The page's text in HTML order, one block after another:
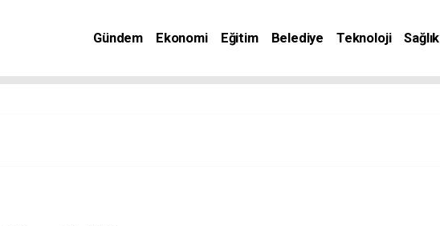
Gündem Ekonomi Eğitim Belediye Teknoloji Sağlık